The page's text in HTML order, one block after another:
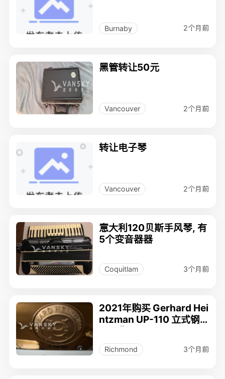
Burnaby 2个月前
黑管转让50元
Vancouver 2个月前
转让电子琴
Vancouver 2个月前
意大利120贝斯手风琴, 有
5个变音器器
Coquitlam 3个月前
2021年购买 Gerhard Hei
ntzman UP-110 立式钢
Richmond 3个月前